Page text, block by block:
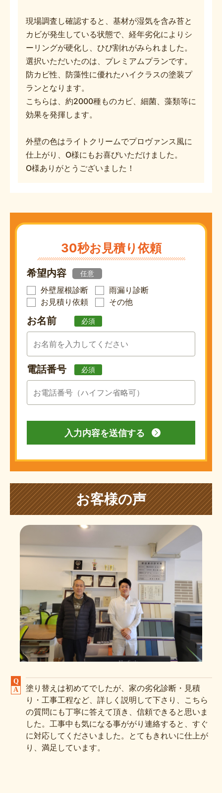
現場調査し確認すると、基材が湿気を含み苔と
カビが発生している状態で、経年劣化によりシ
ーリングが硬化し、ひび割れがみられました。
選択いただいたのは、プレミアムプランです。
防カビ性、防藻性に優れたハイクラスの塗装プ
ランとなります。
こちらは、約2000種ものカビ、細菌、藻類等に
効果を発揮します。
外壁の色はライトクリームでプロヴァンス風に
仕上がり、O様にもお喜びいただけました。
O様ありがとうございました！
30秒お見積り依頼
希望内容 任意
外壁屋根診断
雨漏り診断
お見積り依頼
その他
お名前 必須
電話番号 必須
お客様の声
塗り替えは初めてでしたが、家の劣化診断・見積
り・工事工程など、詳しく説明して下さり、こちら
の質問にも丁寧に答えて頂き、信頼できると思いま
した。工事中も気になる事ががり連絡すると、すぐ
に対応してくださいました。とてもきれいに仕上が
り、満足しています。